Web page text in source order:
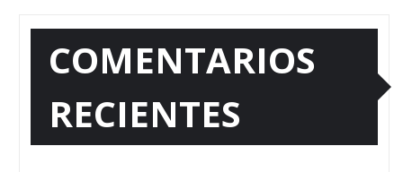
COMENTARIOS
RECIENTES